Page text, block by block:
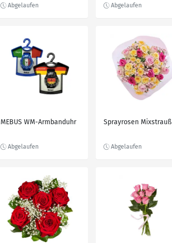
MEBUS WM-Armbanduhr Sprayrosen Mixstrauß